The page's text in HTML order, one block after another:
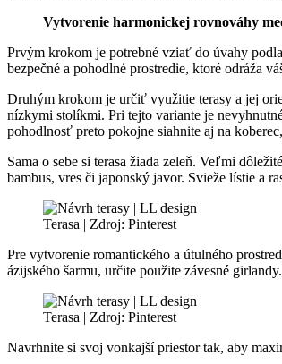
Vytvorenie harmonickej rovnováhy
Prvým krokom je potrebné vziať do úvahy
bezpečné a pohodlné prostredie, ktoré odráža
Druhým krokom je určiť využitie terasy a jej
nízkymi stolíkmi. Pri tejto variante je
pohodlnosť preto pokojne siahnite aj na
Sama o sebe si terasa žiada zeleň. Veľmi
bambus, vres či japonský javor. Svieže lístie a
Terasa | Zdroj: Pinterest
Pre vytvorenie romantického a útulného
ázijského šarmu, určite použite závesné girlandy.
Terasa | Zdroj: Pinterest
Navrhnite si svoj vonkajší priestor tak, aby